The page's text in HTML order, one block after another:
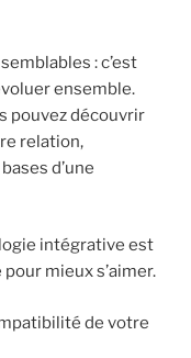
: c’est
ensemble.
pouvez découvrir
relation,
d’une
intégrative est
mieux s’aimer.
de votre